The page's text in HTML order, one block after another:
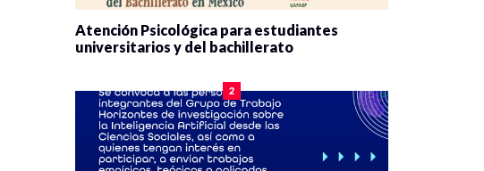
Atención Psicológica para estudiantes
universitarios y del bachillerato
2